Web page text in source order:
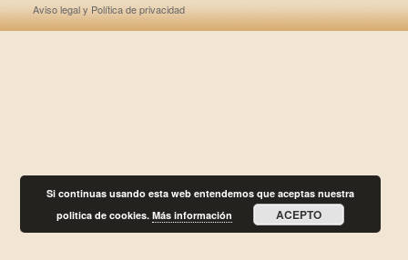
Aviso legal y Política de privacidad
Si continuas usando esta web entendemos que aceptas nuestra
politica de cookies.Más información ACEPTO